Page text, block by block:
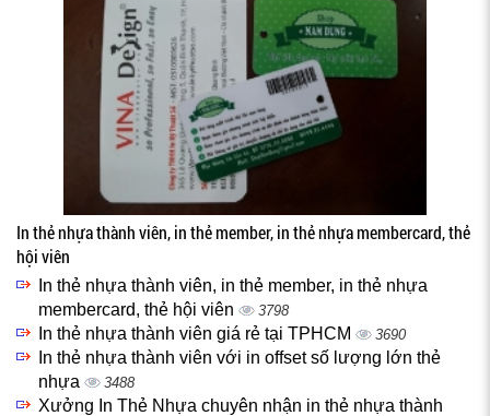
In thẻ nhựa thành viên, in thẻ member, in thẻ nhựa membercard, thẻ
hội viên
In thẻ nhựa thành viên, in thẻ member, in thẻ nhựa
membercard, thẻ hội viên
3798
In thẻ nhựa thành viên giá rẻ tại TPHCM 3690
In thẻ nhựa thành viên với in offset số lượng lớn thẻ
nhựa
3488
Xưởng In Thẻ Nhựa chuyên nhận in thẻ nhựa thành